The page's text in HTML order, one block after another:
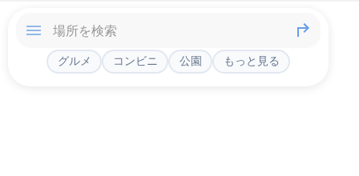
グルメ コンビニ 公園 もっと見る